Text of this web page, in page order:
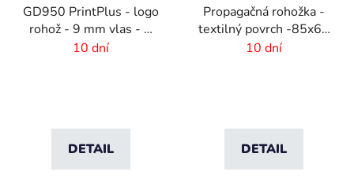
GD950 PrintPlus - logo
rohož - 9 mm vlas - 2
cm gumový okraj
10 dní
DETAIL
Propagačná rohožka -
textilný povrch -85x60
cm
10 dní
DETAIL